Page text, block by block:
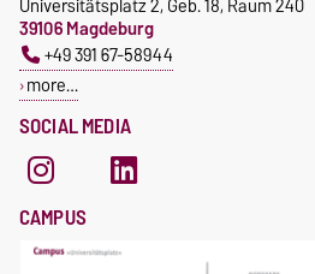
SOCIAL MEDIA
39106 Magdeburg
+49 391 67-58944
more…
CAMPUS